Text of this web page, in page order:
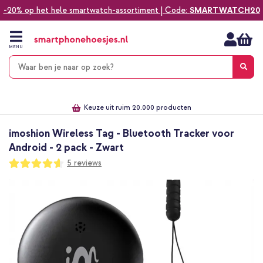
-20% op het hele smartwatch-assortiment | Code: SMARTWATCH20
naar
inhoud
MENU
Keuze uit ruim 20.000 producten
imoshion Wireless Tag - Bluetooth Tracker voor
Android - 2 pack - Zwart
Waardering:
92
100
5 reviews
Ga
afbeeldingen-
gallerij